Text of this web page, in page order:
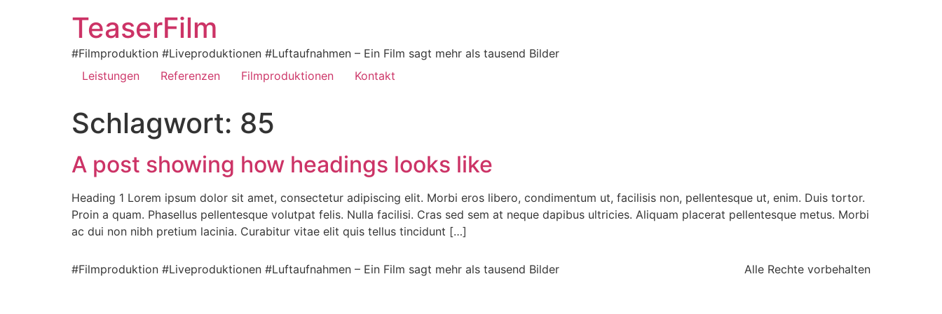
TeaserFilm
#Filmproduktion #Liveproduktionen #Luftaufnahmen – Ein Film sagt mehr als tausend Bilder
Leistungen
Referenzen Filmproduktionen Kontakt
Schlagwort: 85
A post showing how headings looks like
Heading 1 Lorem ipsum dolor sit amet, consectetur adipiscing elit. Morbi eros libero, condimentum ut, facilisis non, pellentesque ut, enim. Duis tortor.
Proin a quam. Phasellus pellentesque volutpat felis. Nulla facilisi. Cras sed sem at neque dapibus ultricies. Aliquam placerat pellentesque metus. Morbi
ac dui non nibh pretium lacinia. Curabitur vitae elit quis tellus tincidunt […]
#Filmproduktion #Liveproduktionen #Luftaufnahmen – Ein Film sagt mehr als tausend Bilder Alle Rechte vorbehalten